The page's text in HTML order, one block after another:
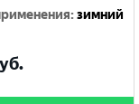
:зимний